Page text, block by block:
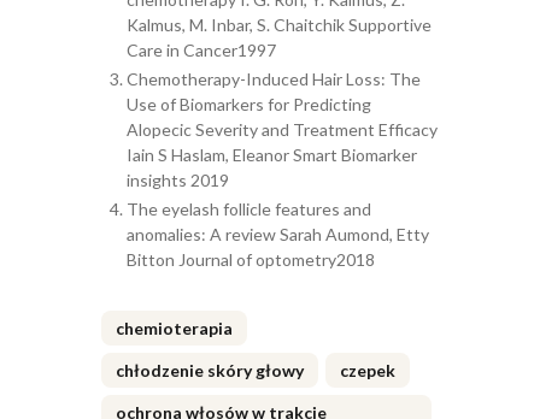
Kalmus, M. Inbar, S. Chaitchik Supportive
Care in Cancer1997
Chemotherapy-Induced Hair Loss: The
Use of Biomarkers for Predicting
Alopecic Severity and Treatment Efficacy
Iain S Haslam, Eleanor Smart Biomarker
insights 2019
The eyelash follicle features and
anomalies: A review Sarah Aumond, Etty
Bitton Journal of optometry2018
chemioterapia
chłodzenie skóry głowy czepek
ochrona włosów w trakcie